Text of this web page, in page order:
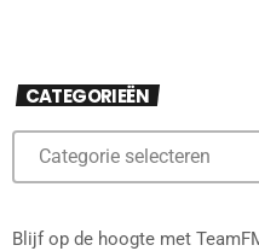
CATEGORIEËN
Blijf op de hoogte met